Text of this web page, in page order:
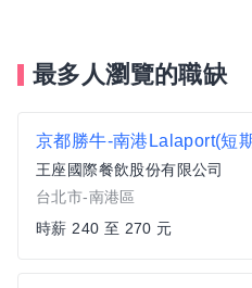
最多人瀏覽的職缺
王座國際餐飲股份有限公司
台北市-南港區
時薪 240 至 270 元